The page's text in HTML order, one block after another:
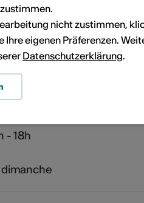
Valais - Martigny
15
- 18h
nicht zustimmen,
Ihre eigenen Präferenzen.
Datenschutzerklärung.